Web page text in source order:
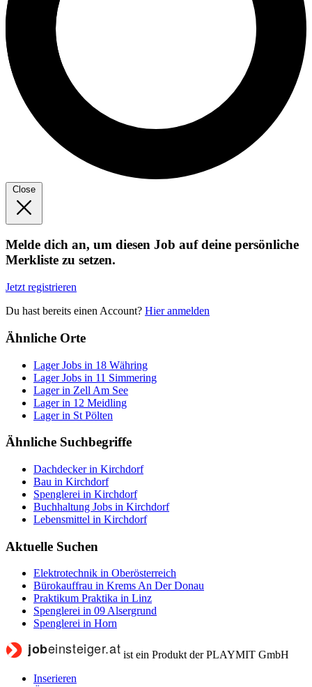
Close
Melde dich an, um diesen Job auf deine persönliche
Merkliste zu setzen.
Jetzt registrieren
Du hast bereits einen Account? Hier anmelden
Ähnliche Orte
Lager Jobs in 18 Währing
Lager Jobs in 11 Simmering
Lager in Zell Am See
Lager in 12 Meidling
Lager in St Pölten
Ähnliche Suchbegriffe
Dachdecker in Kirchdorf
Bau in Kirchdorf
Spenglerei in Kirchdorf
Buchhaltung Jobs in Kirchdorf
Lebensmittel in Kirchdorf
Aktuelle Suchen
Elektrotechnik in Oberösterreich
Bürokauffrau in Krems An Der Donau
Praktikum Praktika in Linz
Spenglerei in 09 Alsergrund
Spenglerei in Horn
ist ein Produkt der PLAYMIT GmbH
Inserieren